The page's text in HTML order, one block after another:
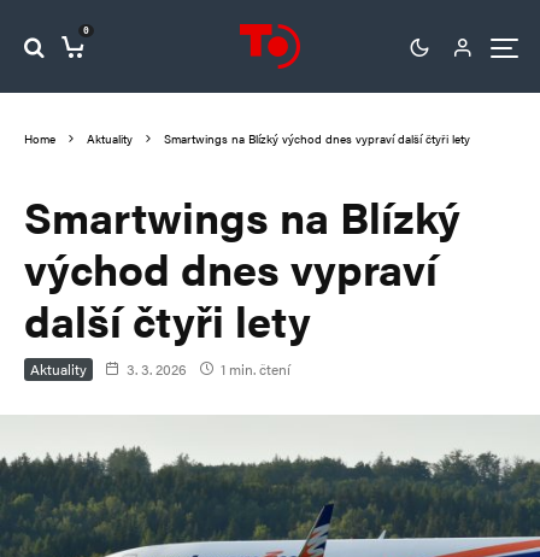
0
Home Aktuality Smartwings na Blízký východ dnes vypraví další čtyři lety
Smartwings na Blízký
východ dnes vypraví
další čtyři lety
Aktuality 3. 3. 2026 1 min. čtení